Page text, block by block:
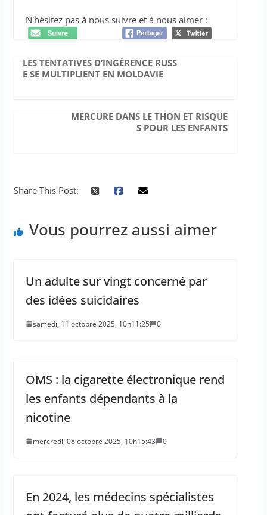
N'hésitez pas à nous suivre et à nous aimer :
LES TENTATIVES D’INGÉRENCE RUSS
E SE MULTIPLIENT EN MOLDAVIE
MERCURE DANS LE THON ET RISQUE
S POUR LES ENFANTS
Share This Post:
Vous pourrez aussi aimer
Un adulte sur vingt concerné par
des idées suicidaires
samedi, 11 octobre 2025, 10h11:25 0
OMS : la cigarette électronique rend
les enfants dépendants à la
nicotine
mercredi, 08 octobre 2025, 10h15:43 0
En 2024, les médecins spécialistes